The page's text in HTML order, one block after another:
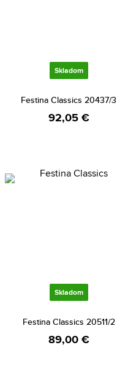
Skladom
Festina Classics 20437/3
92,05 €
Skladom
Festina Classics 20511/2
89,00 €